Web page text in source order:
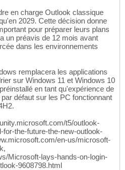
en charge Outlook classique
2029. Cette décision donne
pour préparer leurs plans
un préavis de 12 mois avant
dans les environnements
remplacera les applications
sur Windows 11 et Windows 10
en tant qu'expérience de
défaut sur les PC fonctionnant
t5/outlook-
for-the-future-the-new-outlook-
en-us/microsoft-
Microsoft-lays-hands-on-login-
9608798.html